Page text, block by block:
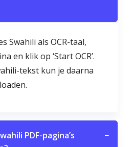
Swahili als OCR-taal,
en klik op ‘Start OCR’.
tekst kun je daarna
PDF-pagina’s
−